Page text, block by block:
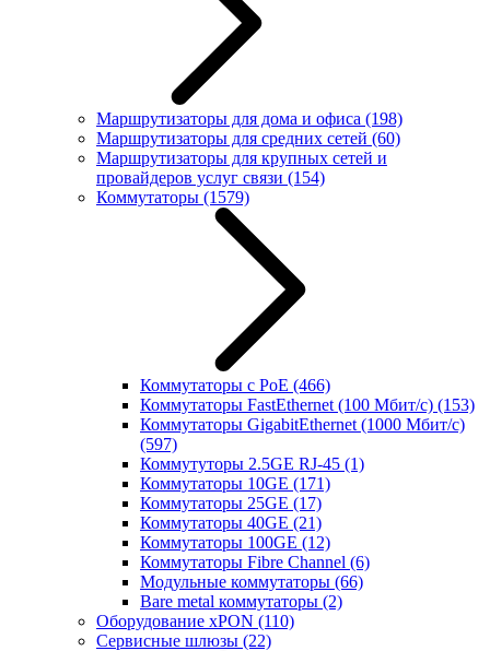
Маршрутизаторы для дома и офиса (198)
Маршрутизаторы для средних сетей (60)
Маршрутизаторы для крупных сетей и
провайдеров услуг связи (154)
Коммутаторы (1579)
Коммутаторы с PoE (466)
Коммутаторы FastEthernet (100 Мбит/с) (153)
Коммутаторы GigabitEthernet (1000 Мбит/с)
(597)
Коммутуторы 2.5GE RJ-45 (1)
Коммутаторы 10GE (171)
Коммутаторы 25GE (17)
Коммутаторы 40GE (21)
Коммутаторы 100GE (12)
Коммутаторы Fibre Channel (6)
Модульные коммутаторы (66)
Bare metal коммутаторы (2)
Оборудование xPON (110)
Сервисные шлюзы (22)